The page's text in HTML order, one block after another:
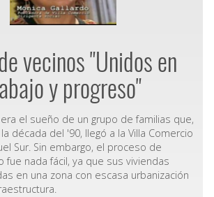
vecinos "Unidos en
y progreso"
el sueño de un grupo de familias que,
década del '90, llegó a la Villa Comercio
Sur. Sin embargo, el proceso de
fue nada fácil, ya que sus viviendas
en una zona con escasa urbanización